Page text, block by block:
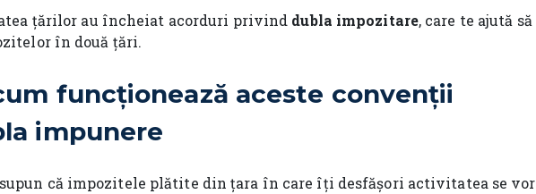
țărilor au încheiat acorduri privind dubla impozitare, care te ajută să
în două țări.
funcționează aceste convenții
impunere
că impozitele plătite din țara în care îți desfășori activitatea se vor